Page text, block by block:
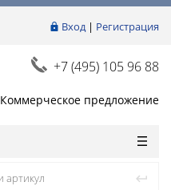
Вход| Регистрация
+7 (495) 105 96 88
Коммерческое предложение